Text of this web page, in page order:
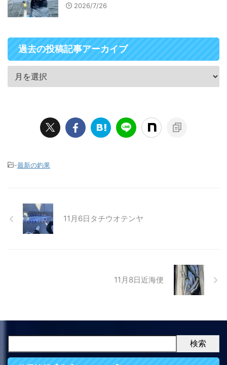
2026/7/26
過去の投稿記事アーカイブ
-最新の釣果
11月6日タチウオテンヤ
11月8日近海便
検索